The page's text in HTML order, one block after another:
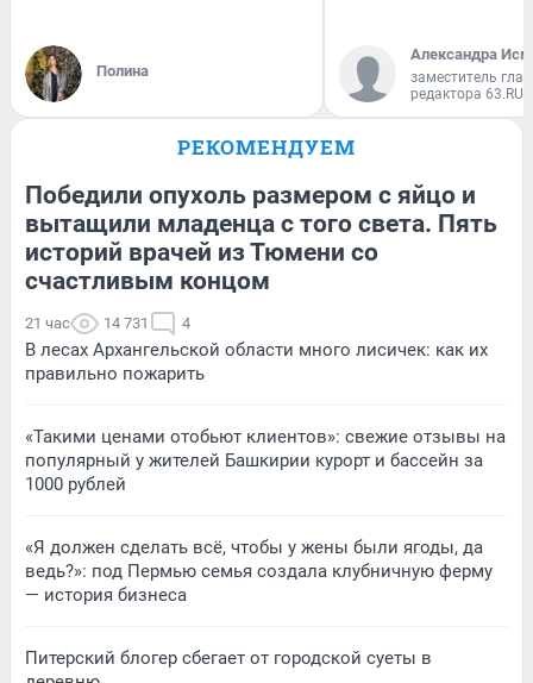
Полина
Александра
заместитель
редактора 63.RU
РЕКОМЕНДУЕМ
Победили опухоль размером с яйцо и
вытащили младенца с того света. Пять
историй врачей из Тюмени со
счастливым концом
21 час 14 731 4
В лесах Архангельской области много лисичек: как их
правильно пожарить
«Такими ценами отобьют клиентов»: свежие отзывы на
популярный у жителей Башкирии курорт и бассейн за
1000 рублей
«Я должен сделать всё, чтобы у жены были ягоды, да
ведь?»: под Пермью семья создала клубничную ферму
— история бизнеса
Питерский блогер сбегает от городской суеты в